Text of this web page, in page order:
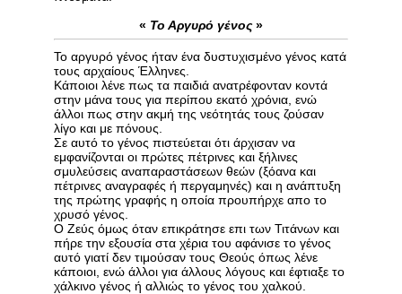
« Το Αργυρό γένος»
Το αργυρό γένος ήταν ένα δυστυχισμένο γένος κατά
τους αρχαίους Έλληνες.
Κάποιοι λένε πως τα παιδιά ανατρέφονταν κοντά
στην μάνα τους για περίπου εκατό χρόνια, ενώ
άλλοι πως στην ακμή της νεότητάς τους ζούσαν
λίγο και με πόνους.
Σε αυτό το γένος πιστεύεται ότι άρχισαν να
εμφανίζονται οι πρώτες πέτρινες και ξήλινες
σμυλεύσεις αναπαραστάσεων θεών (ξόανα και
πέτρινες αναγραφές ή περγαμηνές) και η ανάπτυξη
της πρώτης γραφής η οποία προυπήρχε απο το
χρυσό γένος.
Ο Ζεύς όμως όταν επικράτησε επι των Τιτάνων και
πήρε την εξουσία στα χέρια του αφάνισε το γένος
αυτό γιατί δεν τιμούσαν τους Θεούς όπως λένε
κάποιοι, ενώ άλλοι για άλλους λόγους και έφτιαξε το
χάλκινο γένος ή αλλιώς το γένος του χαλκού.